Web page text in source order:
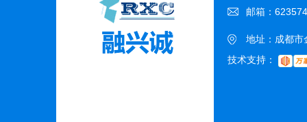
邮箱：
地址：成都市
技术支持：